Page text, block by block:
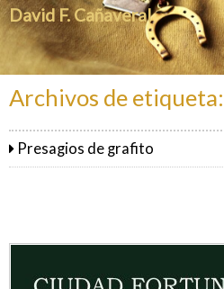
David F. Cañaveral
Archivos de
Presagios de grafito